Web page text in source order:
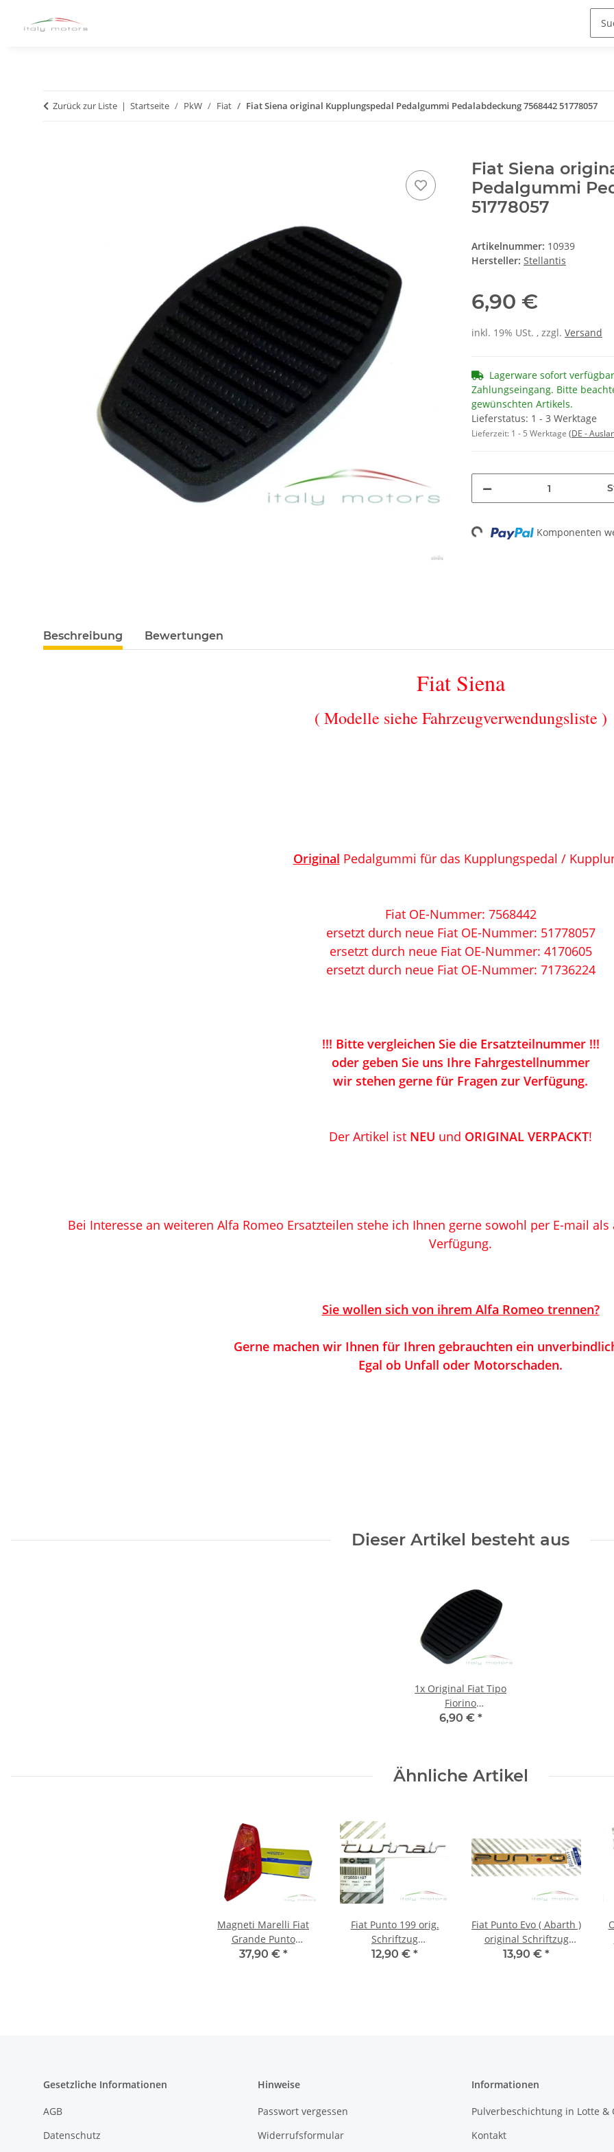
Zurück zur Liste Startseite PkW Fiat Fiat Siena original Kupplungspedal Pedalgummi Pedalabdeckung 7568442 51778057
Fiat Siena
Pedalgummi
51778057
Artikelnummer: 10939
Hersteller: Stellantis
6,90 €
inkl. 19% USt. , zzgl. Versand
Lagerware sofort
Zahlungseingang. Bitte
gewünschten Artikels.
Lieferstatus: 1 - 3 Werktage
Lieferzeit: 1 - 5 Werktage (DE -
Loading... Komponenten
Beschreibung Bewertungen
Fiat Siena
( Modelle siehe Fahrzeugverwendungsliste )
Original Pedalgummi für das Kupplungspedal /
Fiat OE-Nummer: 7568442
ersetzt durch neue Fiat OE-Nummer: 51778057
ersetzt durch neue Fiat OE-Nummer: 4170605
ersetzt durch neue Fiat OE-Nummer: 71736224
!!! Bitte vergleichen Sie die Ersatzteilnummer !!!
oder geben Sie uns Ihre Fahrgestellnummer
wir stehen gerne für Fragen zur Verfügung.
Der Artikel ist NEU und ORIGINAL VERPACKT!
Bei Interesse an weiteren Alfa Romeo Ersatzteilen stehe ich Ihnen gerne sowohl per E-mail
Verfügung.
Sie wollen sich von ihrem Alfa Romeo trennen?
Gerne machen wir Ihnen für Ihren gebrauchten ein
Egal ob Unfall oder Motorschaden.
Dieser Artikel besteht aus
1x Original Fiat Tipo
Fiorino
Kupplungspedal
6,90 € *
Ähnliche Artikel
Magneti Marelli Fiat
Grande Punto
Rückleuchte
37,90 € *
Fiat Punto 199 orig.
Schriftzug
Modellzeichen Emblem
12,90 € *
Fiat Punto Evo ( Abarth )
original Schriftzug
Modellzeichen Emblem
13,90 € *
Gesetzliche Informationen
AGB
Datenschutz
Hinweise
Passwort vergessen
Widerrufsformular
Informationen
Pulverbeschichtung in Lotte &
Kontakt